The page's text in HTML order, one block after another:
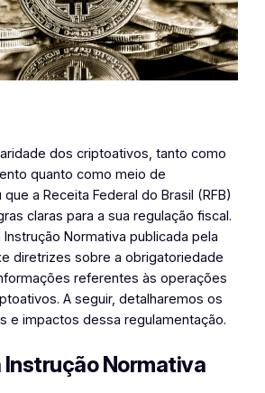
dos criptoativos, tanto como
quanto como meio de
a Receita Federal do Brasil (RFB)
claras para a sua regulação fiscal.
Normativa publicada pela
diretrizes sobre a obrigatoriedade
referentes às operações
A seguir, detalharemos os
e impactos dessa regulamentação.
Instrução Normativa